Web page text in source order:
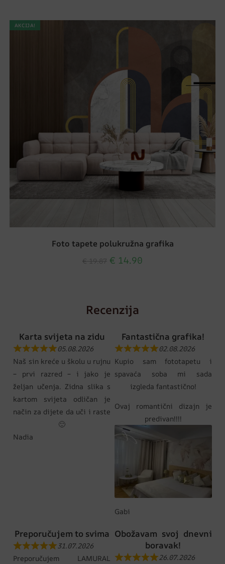
AKCIJA!
Foto tapete polukružna grafika
€ 14.90
Recenzija
Karta svijeta na zidu
05.08.2026
Naš sin kreće u školu u rujnu
– prvi razred – i jako je
željan učenja. Zidna slika s
kartom svijeta odličan je
način za dijete da uči i raste
🙂
Nadia
Fantastična grafika!
02.08.2026
Kupio sam fototapetu i
spavaća soba mi sada
izgleda fantastično!
Ovaj romantični dizajn je
predivan!!!!
Gabi
Preporučujem to svima
31.07.2026
Preporučujem LAMURAL
Obožavam svoj dnevni
boravak!
26.07.2026